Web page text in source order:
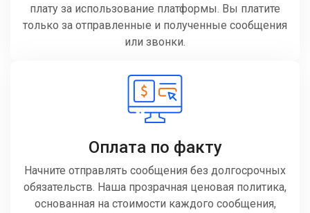
плату за использование платформы. Вы платите
только за отправленные и полученные сообщения
или звонки.
Оплата по факту
Начните отправлять сообщения без долгосрочных
обязательств. Наша прозрачная ценовая политика,
основанная на стоимости каждого сообщения,